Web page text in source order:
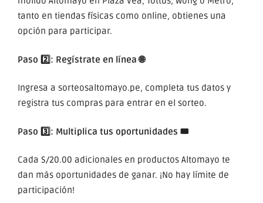
tanto en tiendas físicas como online, obtienes una
opción para participar.
Paso 2️⃣: Regístrate en línea 🌐
Ingresa a sorteosaltomayo.pe, completa tus datos y
registra tus compras para entrar en el sorteo.
Paso 3️⃣: Multiplica tus oportunidades 🎟️
Cada S/20.00 adicionales en productos Altomayo te
dan más oportunidades de ganar. ¡No hay límite de
participación!